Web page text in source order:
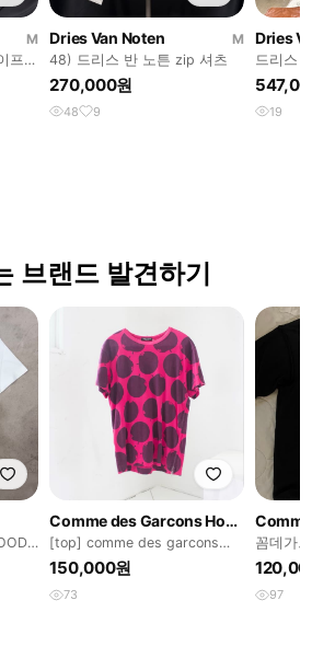
M
프
Dries Van Noten
M
48) 드리스 반 노튼 zip 셔츠
270,000원
48 9
Dries
드리스
이넥 드
19
브랜드 발견하기
Comme des Garcons Homme
[top] comme des garcons
homme plus
150,000원
73
꼼데가
드 컷아
97